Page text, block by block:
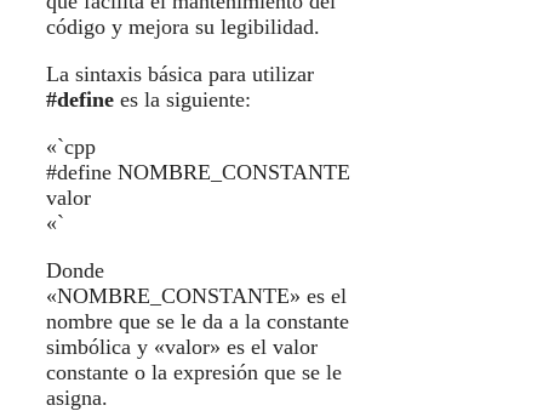
código y mejora su legibilidad.
La sintaxis básica para utilizar
#define es la siguiente:
«`cpp
#define NOMBRE_CONSTANTE
valor
«`
Donde
«NOMBRE_CONSTANTE» es el
nombre que se le da a la constante
simbólica y «valor» es el valor
constante o la expresión que se le
asigna.